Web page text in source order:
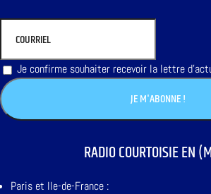
Je confirme souhaiter recevoir la lettre
RADIO COURTOISIE EN
Paris et Ile-de-France :